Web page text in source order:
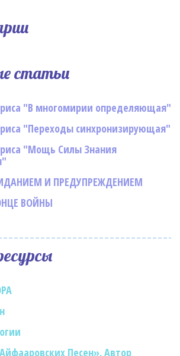
статьи
"В многомирии определяющая"
"Переходы синхронизирующая"
"Мощь Силы Знания
И ПРЕДУПРЕЖДЕНИЕМ
ВОЙНЫ
Песен». Автор